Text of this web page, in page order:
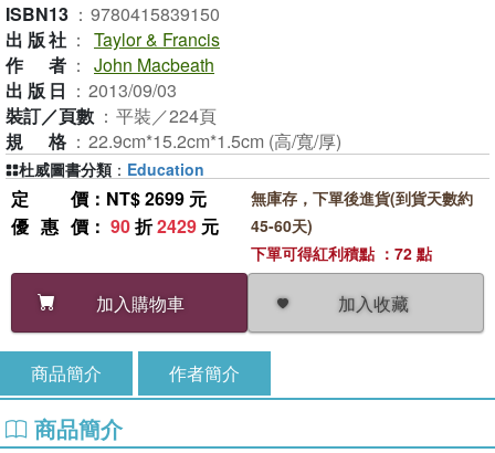
ISBN13 ： 9780415839150
出版社 ： Taylor & Francis
作者 ： John Macbeath
出版日 ： 2013/09/03
裝訂／頁數 ： 平裝／224頁
規格 ： 22.9cm*15.2cm*1.5cm (高/寬/厚)
定價 ：NT$ 2699 元
優惠價 ： 90折2429 元
加入購物車 加入收藏
無庫存，下單後進貨(到貨天數約
45-60天)
下單可得紅利積點 ：72 點
杜威圖書分類 ： Education
商品簡介 作者簡介
商品簡介